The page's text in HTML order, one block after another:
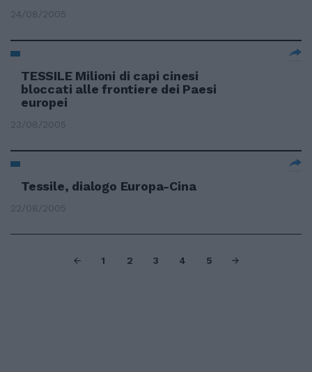
24/08/2005
TESSILE Milioni di capi cinesi
bloccati alle frontiere dei Paesi
europei
23/08/2005
Tessile, dialogo Europa-Cina
22/08/2005
1 2 3 4 5